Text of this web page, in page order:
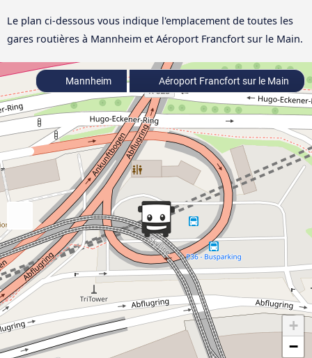
Le plan ci-dessous vous indique l'emplacement de toutes les
gares routières à Mannheim et Aéroport Francfort sur le Main.
+
−
Mannheim Aéroport Francfort sur le Main